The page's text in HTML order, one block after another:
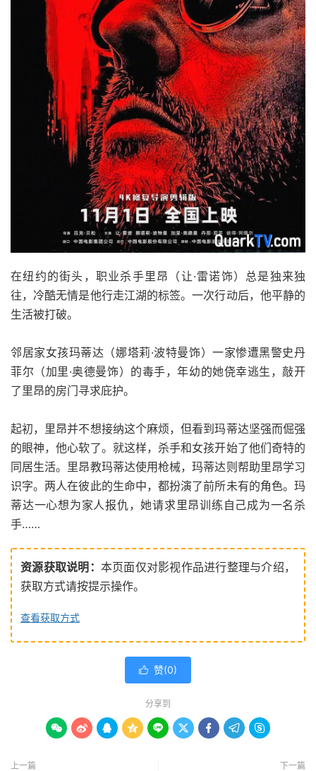
在纽约的街头，职业杀手里昂（让·雷诺饰）总是独来独
往，冷酷无情是他行走江湖的标签。一次行动后，他平静的
生活被打破。
邻居家女孩玛蒂达（娜塔莉·波特曼饰）一家惨遭黑警史丹
菲尔（加里·奥德曼饰）的毒手，年幼的她侥幸逃生，敲开
了里昂的房门寻求庇护。
起初，里昂并不想接纳这个麻烦，但看到玛蒂达坚强而倔强
的眼神，他心软了。就这样，杀手和女孩开始了他们奇特的
同居生活。里昂教玛蒂达使用枪械，玛蒂达则帮助里昂学习
识字。两人在彼此的生命中，都扮演了前所未有的角色。玛
蒂达一心想为家人报仇，她请求里昂训练自己成为一名杀
手……
资源获取说明： 本页面仅对影视作品进行整理与介绍，
获取方式请按提示操作。
查看获取方式
 赞(0)
分享到
        
上一篇 下一篇